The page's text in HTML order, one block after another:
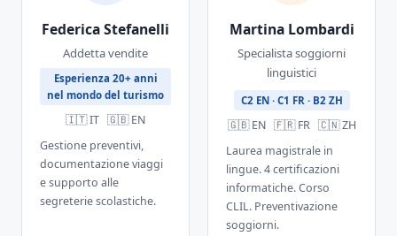
Federica Stefanelli
Addetta vendite
Esperienza 20+ anni
nel mondo del turismo
🇮🇹 IT 🇬🇧 EN
Gestione preventivi,
documentazione viaggi
e supporto alle
segreterie scolastiche.
Martina Lombardi
Specialista soggiorni
linguistici
C2 EN · C1 FR · B2 ZH
🇬🇧 EN 🇫🇷 FR 🇨🇳 ZH
Laurea magistrale in
lingue. 4 certificazioni
informatiche. Corso
CLIL. Preventivazione
soggiorni.